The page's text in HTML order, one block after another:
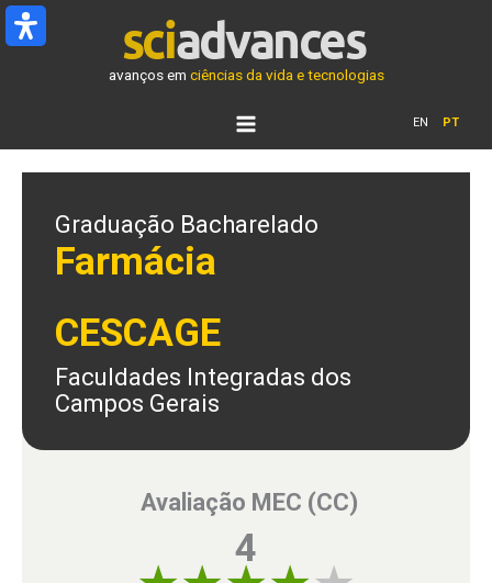
Ir
para
avanços em ciências da vida e tecnologias
EN PT
Graduação Bacharelado
Farmácia
CESCAGE
Faculdades Integradas dos
Campos Gerais
Avaliação MEC (CC)
4